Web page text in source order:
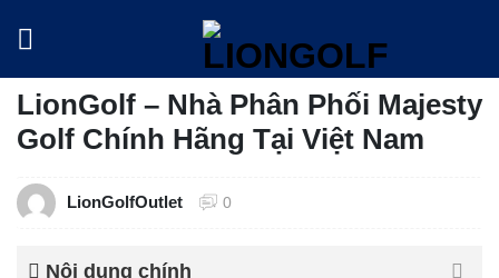
content
LionGolf – Nhà Phân Phối Majesty
Golf Chính Hãng Tại Việt Nam
LionGolfOutlet 0
Nội dung chính